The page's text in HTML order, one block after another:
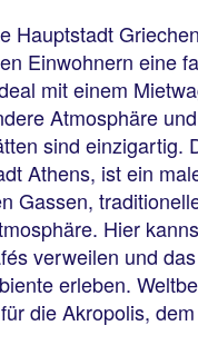
Hauptstadt
Einwohnern eine
mit einem
Atmosphäre
sind einzigartig.
Athens, ist ein
Gassen,
Hier
verweilen und
erleben.
die Akropolis,